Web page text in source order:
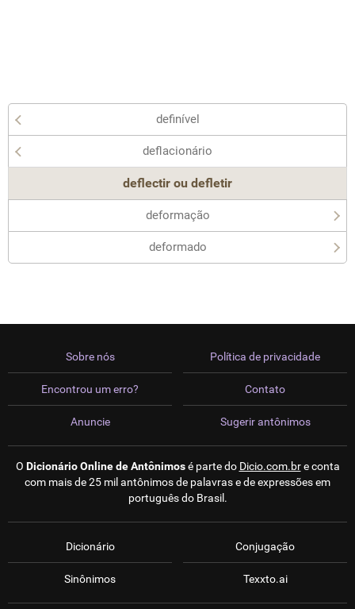
definível
deflacionário
deflectir ou defletir
deformação
deformado
Sobre nós
Encontrou um erro?
Anuncie
Política de privacidade
Contato
Sugerir antônimos
O Dicionário Online de Antônimosé parte do Dicio.com.bre conta
com mais de 25 mil antônimos de palavras e de expressões em
português do Brasil.
Dicionário
Sinônimos
Conjugação
Texxto.ai